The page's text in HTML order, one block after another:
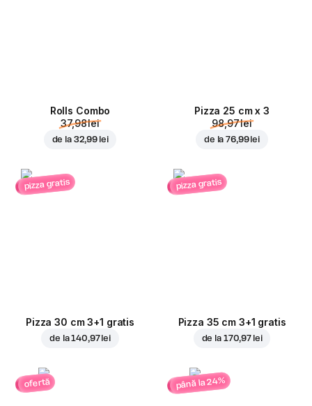
Rolls Combo
37,98 lei
de la 32,99 lei
Pizza 25 cm x 3
98,97 lei
de la76,99 lei
pizza gratis
Pizza 30 cm 3+1 gratis
de la140,97 lei
pizza gratis
Pizza 35 cm 3+1 gratis
de la 170,97 lei
ofertă până la 24%